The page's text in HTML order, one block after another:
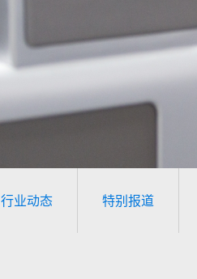
企业概况
行业动态 特别报道